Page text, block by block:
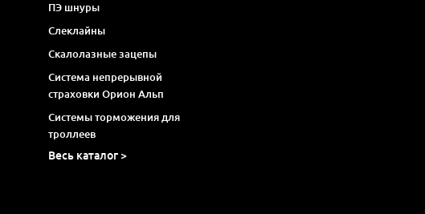
ПЭ шнуры
Слеклайны
Скалолазные зацепы
Система непрерывной
страховки Орион Альп
Системы торможения для
троллеев
Весь каталог >